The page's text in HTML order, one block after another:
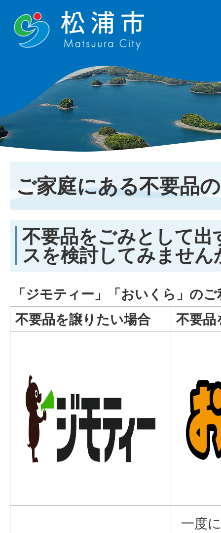
ご家庭にある不要品
不要品をごみとして出
スを検討してみません
「ジモティー」「おいくら」の
不要品を譲りたい場合
不要品
一度